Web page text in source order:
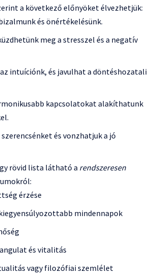
a következő előnyöket élvezhetjük:
és önértékelésünk.
meg a stresszel és a negatív
intuíciónk, és javulhat a döntéshozatali
kapcsolatokat alakíthatunk
és vonzhatjuk a jó
rövid lista látható a rendszeresen
érzése
mindennapok
és vitalitás
vagy filozófiai szemlélet